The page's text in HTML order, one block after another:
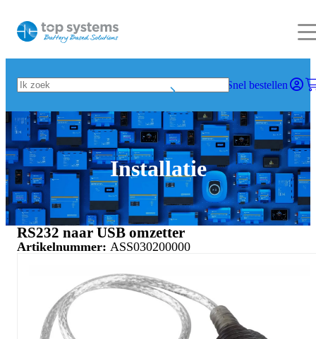
Snel bestellen
Installatie
RS232 naar USB omzetter
Artikelnummer: ASS030200000